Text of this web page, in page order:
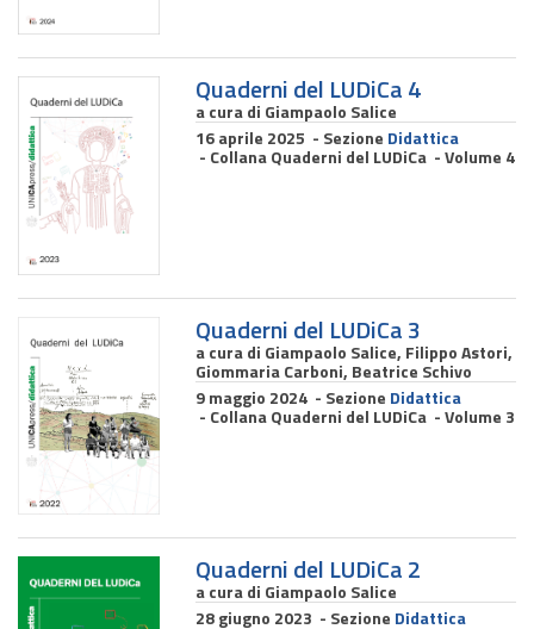
sito
Quaderni del LUDiCa 4
a cura di Giampaolo Salice
16 aprile 2025 - Sezione Didattica
- Collana Quaderni del LUDiCa - Volume 4
Quaderni del LUDiCa 3
a cura di Giampaolo Salice, Filippo Astori,
Giommaria Carboni, Beatrice Schivo
9 maggio 2024 - Sezione Didattica
- Collana Quaderni del LUDiCa - Volume 3
Quaderni del LUDiCa 2
a cura di Giampaolo Salice
28 giugno 2023 - Sezione Didattica